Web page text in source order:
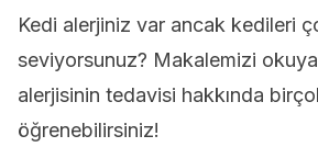
Kedi alerjiniz var ancak kedileri
seviyorsunuz? Makalemizi
alerjisinin tedavisi hakkında
öğrenebilirsiniz!